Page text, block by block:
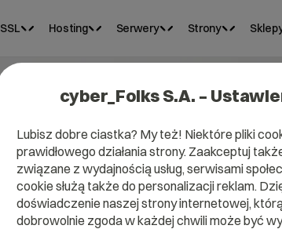
SSL Hosting Serwery Strony
cyber_Folks S.A. –
Lubisz dobre ciastka? My też! Niektóre pliki
prawidłowego działania strony. Zaakceptuj
związane z wydajnością usług, serwisami
cookie służą także do personalizacji reklam.
doświadczenie naszej strony internetowej,
dobrowolnie zgoda w każdej chwili może być